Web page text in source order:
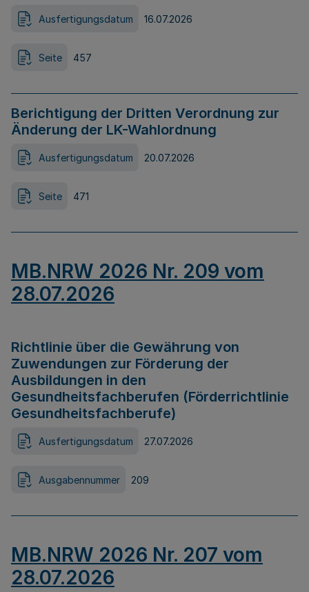
Ausfertigungsdatum 16.07.2026
Seite 457
Berichtigung der Dritten Verordnung zur
Änderung der LK-Wahlordnung
Ausfertigungsdatum 20.07.2026
Seite 471
MB.NRW 2026 Nr. 209 vom
28.07.2026
Richtlinie über die Gewährung von
Zuwendungen zur Förderung der
Ausbildungen in den
Gesundheitsfachberufen (Förderrichtlinie
Gesundheitsfachberufe)
Ausfertigungsdatum 27.07.2026
Ausgabennummer 209
MB.NRW 2026 Nr. 207 vom
28.07.2026